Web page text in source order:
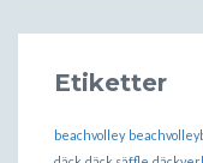
Etiketter
beachvolley